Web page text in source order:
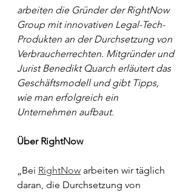
arbeiten die Gründer der RightNow
Group mit innovativen Legal-Tech-
Produkten an der Durchsetzung von
Verbraucherrechten. Mitgründer und
Jurist Benedikt Quarch erläutert das
Geschäftsmodell und gibt Tipps,
wie man erfolgreich ein
Unternehmen aufbaut.
Über RightNow
„Bei RightNow arbeiten wir täglich
daran, die Durchsetzung von